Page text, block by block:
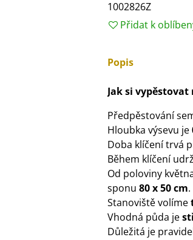
1002826Z
Přidat k
Popis
Jak si vypěstovat
Předpěstování
Hloubka výsevu je
Doba klíčení trvá
Během klíčení
Od poloviny
sponu 80 x 50 cm.
Stanoviště volíme
Vhodná půda je
Důležitá je